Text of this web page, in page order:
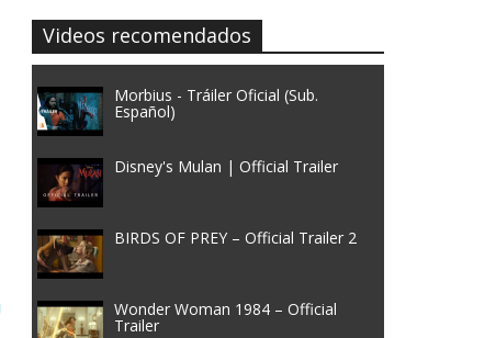
Videos recomendados
Morbius - Tráiler Oficial (Sub.
Español)
Disney's Mulan | Official Trailer
BIRDS OF PREY – Official Trailer 2
Wonder Woman 1984 – Official
Trailer